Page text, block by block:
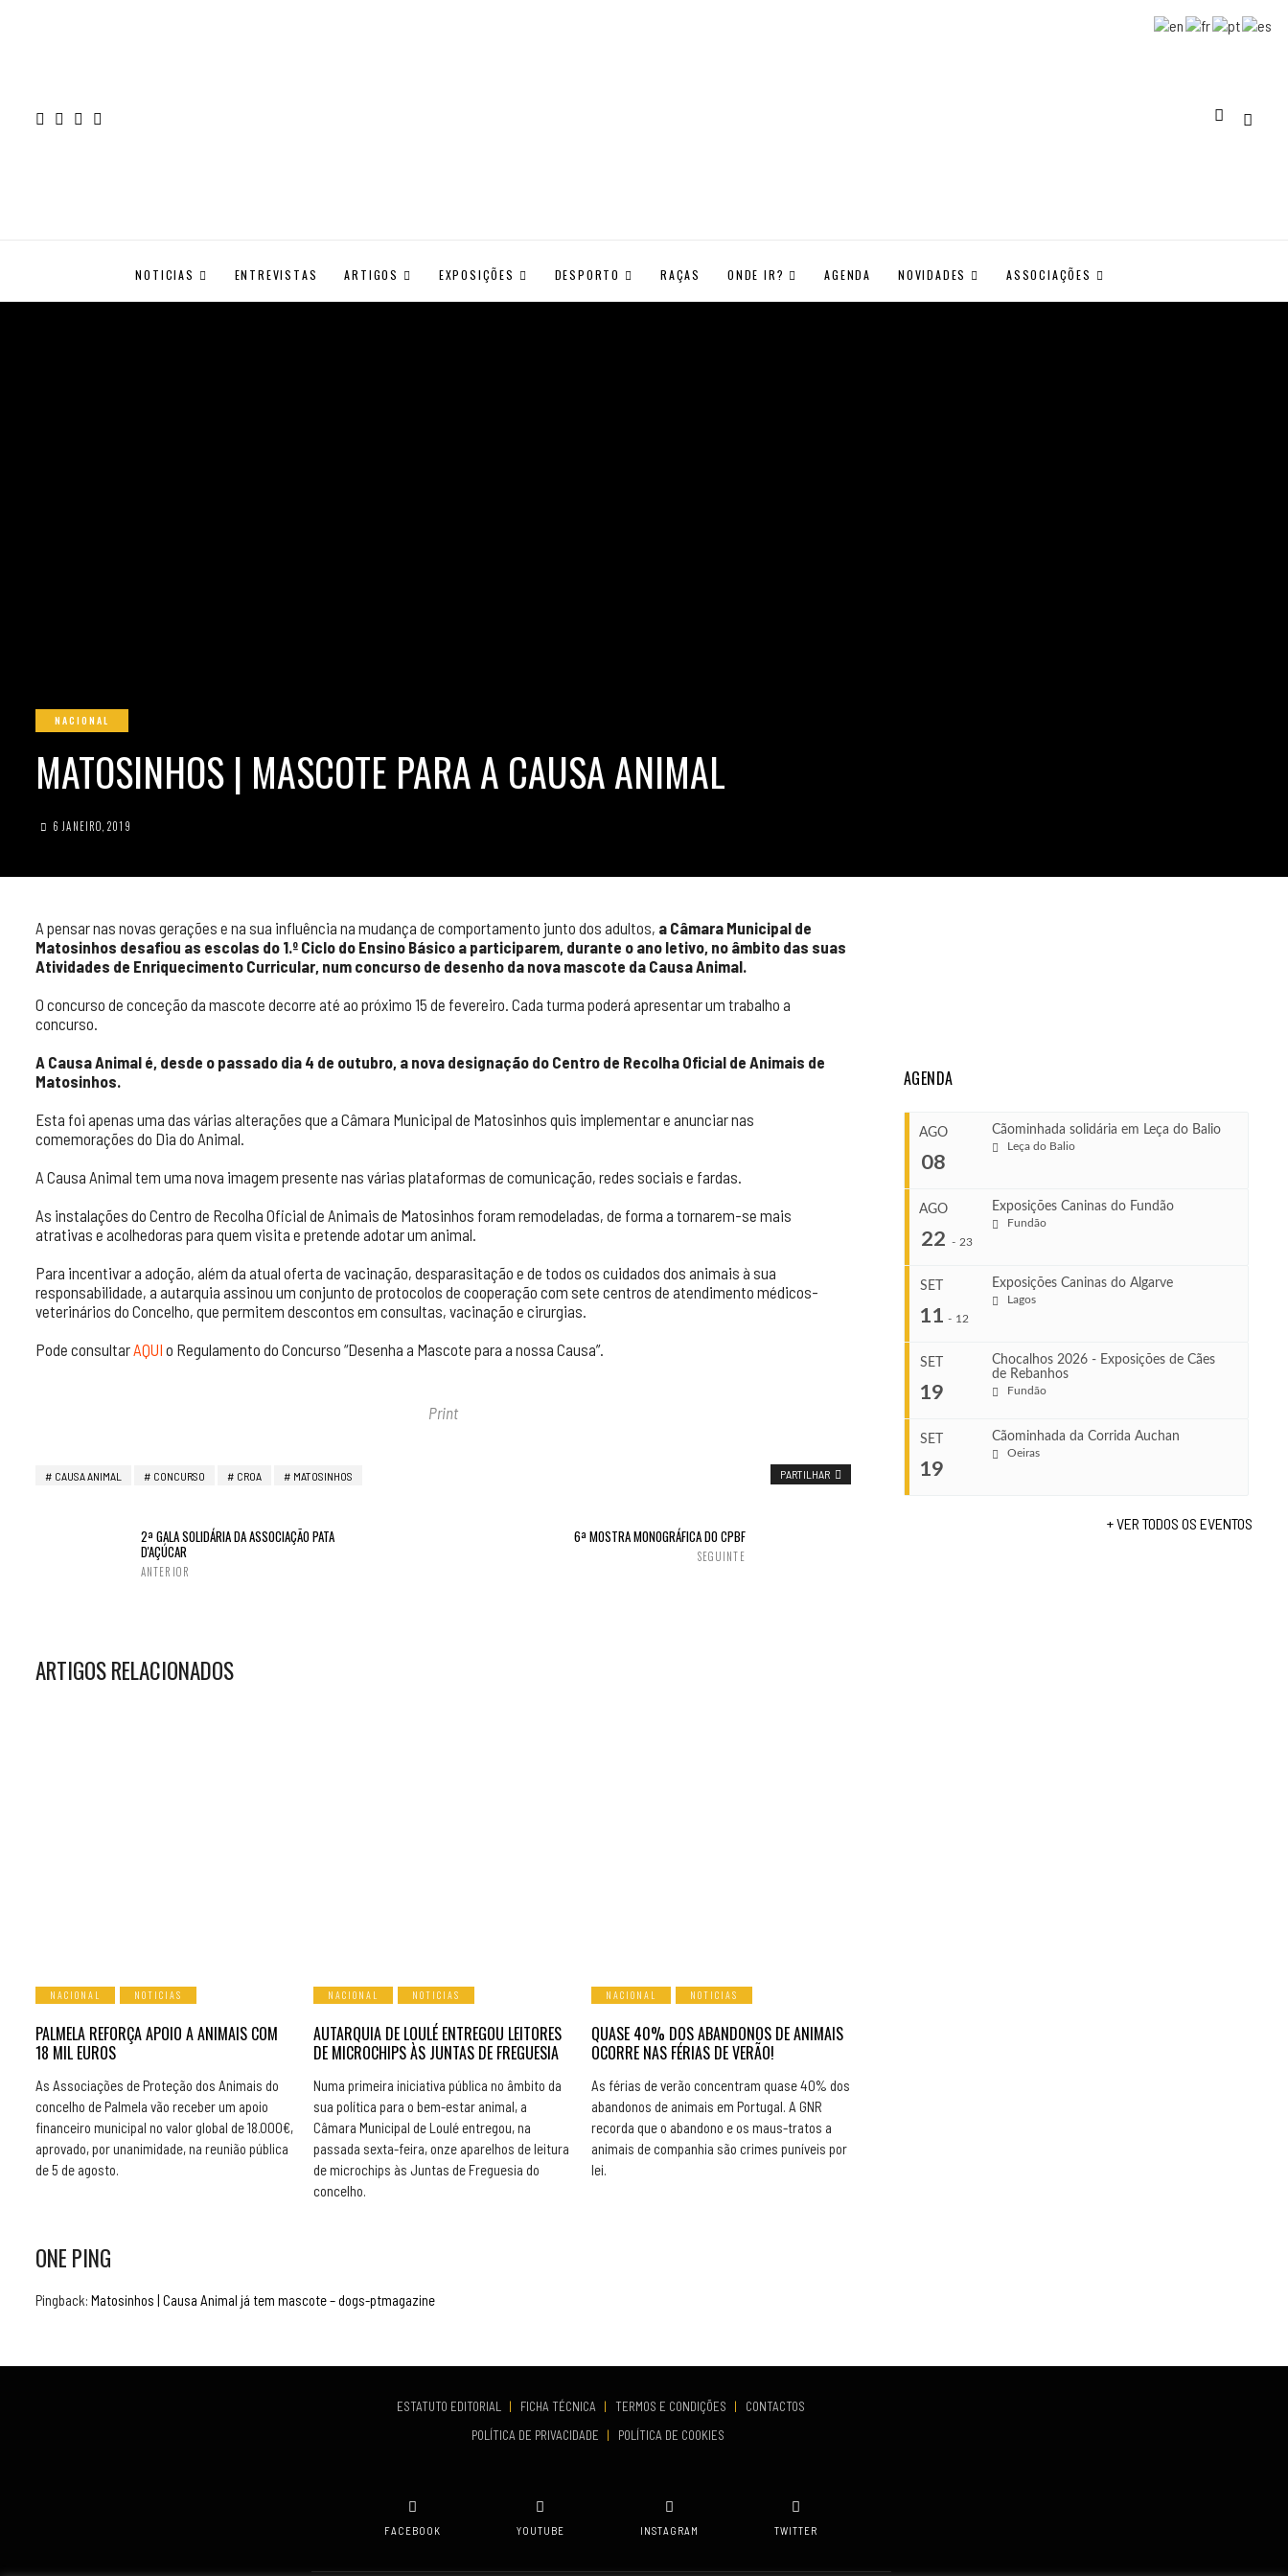
NOTICIAS ENTREVISTAS ARTIGOS EXPOSIÇÕES DESPORTO RAÇAS ONDE IR? AGENDA NOVIDADES ASSOCIAÇÕES
NACIONAL
MATOSINHOS | MASCOTE PARA A CAUSA ANIMAL
6 JANEIRO, 2019
A pensar nas novas gerações e na sua influência na mudança de comportamento junto dos adultos, a Câmara Municipal de
Matosinhos desafiou as escolas do 1.º Ciclo do Ensino Básico a participarem, durante o ano letivo, no âmbito das suas
Atividades de Enriquecimento Curricular, num concurso de desenho da nova mascote da Causa Animal.
O concurso de conceção da mascote decorre até ao próximo 15 de fevereiro. Cada turma poderá apresentar um trabalho a
concurso.
A Causa Animal é, desde o passado dia 4 de outubro, a nova designação do Centro de Recolha Oficial de Animais de
Matosinhos.
Esta foi apenas uma das várias alterações que a Câmara Municipal de Matosinhos quis implementar e anunciar nas
comemorações do Dia do Animal.
A Causa Animal tem uma nova imagem presente nas várias plataformas de comunicação, redes sociais e fardas.
As instalações do Centro de Recolha Oficial de Animais de Matosinhos foram remodeladas, de forma a tornarem-se mais
atrativas e acolhedoras para quem visita e pretende adotar um animal.
Para incentivar a adoção, além da atual oferta de vacinação, desparasitação e de todos os cuidados dos animais à sua
responsabilidade, a autarquia assinou um conjunto de protocolos de cooperação com sete centros de atendimento médicos-
veterinários do Concelho, que permitem descontos em consultas, vacinação e cirurgias.
Pode consultarAQUI o Regulamento do Concurso “Desenha a Mascote para a nossa Causa”.
Print
CAUSA ANIMAL CONCURSO CROA MATOSINHOS PARTILHAR
2ª GALA SOLIDÁRIA DA ASSOCIAÇÃO PATA
D'AÇÚCAR
ANTERIOR
6ª MOSTRA MONOGRÁFICA DO CPBF
SEGUINTE
ARTIGOS RELACIONADOS
NACIONAL NOTICIAS
PALMELA REFORÇA APOIO A ANIMAIS COM
18 MIL EUROS
As Associações de Proteção dos Animais do
concelho de Palmela vão receber um apoio
financeiro municipal no valor global de 18.000€,
aprovado, por unanimidade, na reunião pública
de 5 de agosto.
NACIONAL NOTICIAS
AUTARQUIA DE LOULÉ ENTREGOU LEITORES
DE MICROCHIPS ÀS JUNTAS DE FREGUESIA
Numa primeira iniciativa pública no âmbito da
sua política para o bem-estar animal, a
Câmara Municipal de Loulé entregou, na
passada sexta-feira, onze aparelhos de leitura
de microchips às Juntas de Freguesia do
concelho.
NACIONAL NOTICIAS
QUASE 40% DOS ABANDONOS DE ANIMAIS
OCORRE NAS FÉRIAS DE VERÃO!
As férias de verão concentram quase 40% dos
abandonos de animais em Portugal. A GNR
recorda que o abandono e os maus-tratos a
animais de companhia são crimes puníveis por
lei.
ONE PING
Pingback: Matosinhos | Causa Animal já tem mascote – dogs-ptmagazine
AGENDA
AGO
08
Cãominhada solidária em Leça do Balio
Leça do Balio
COMEÇA
Ago 8, 2026
TERMINA
Ago 8, 2026
Leça do Balio
AGO
22 - 23
Exposições Caninas do Fundão
Fundão
Ago 22, 2026
Ago 23, 2026
VENUE
SET
11 - 12
Exposições Caninas do Algarve
Lagos
Set 11, 2026
SET
19
Chocalhos 2026 - Exposições de Cães
de Rebanhos
Fundão
SET
19
Cãominhada da Corrida Auchan
Oeiras
+ VER TODOS OS EVENTOS
ESTATUTO EDITORIAL | FICHA TÉCNICA | TERMOS E CONDIÇÕES |
CONTACTOS
POLÍTICA DE PRIVACIDADE
| POLÍTICA DE COOKIES
FACEBOOK YOUTUBE INSTAGRAM TWITTER